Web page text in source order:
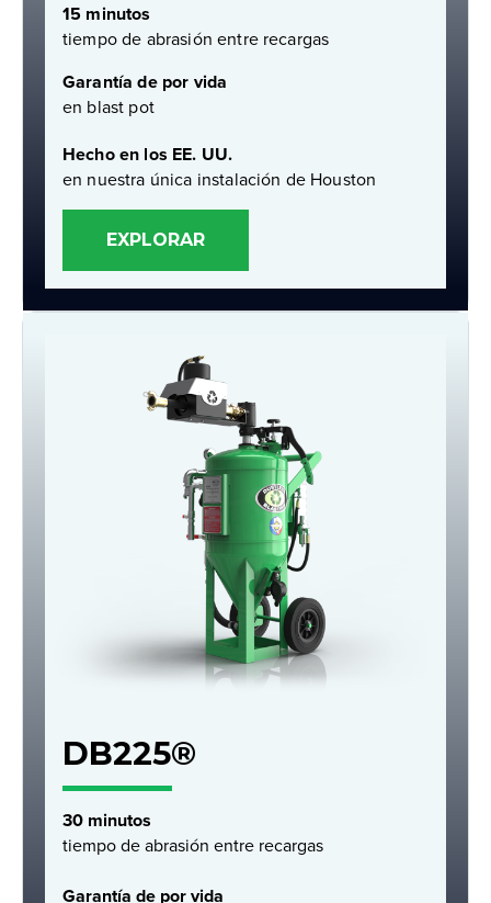
15 minutos
tiempo de abrasión entre recargas
Garantía de por vida
en blast pot
Hecho en los EE. UU.
en nuestra única instalación de Houston
EXPLORAR
DB225®
30 minutos
tiempo de abrasión entre recargas
Garantía de por vida